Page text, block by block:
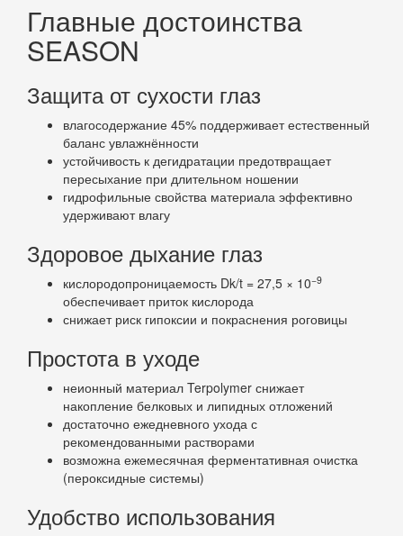
Главные достоинства
SEASON
Защита от сухости глаз
влагосодержание 45% поддерживает естественный
баланс увлажнённости
устойчивость к дегидратации предотвращает
пересыхание при длительном ношении
гидрофильные свойства материала эффективно
удерживают влагу
Здоровое дыхание глаз
кислородопроницаемость Dk/t = 27,5 × 10−9
обеспечивает приток кислорода
снижает риск гипоксии и покраснения роговицы
Простота в уходе
неионный материал Terpolymer снижает
накопление белковых и липидных отложений
достаточно ежедневного ухода с
рекомендованными растворами
возможна ежемесячная ферментативная очистка
(пероксидные системы)
Удобство использования